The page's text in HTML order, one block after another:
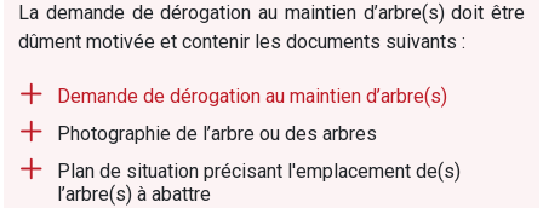
La demande de dérogation au maintien d’arbre(s) doit être
dûment motivée et contenir les documents suivants :
Demande de dérogation au maintien d’arbre(s)
Photographie de l’arbre ou des arbres
Plan de situation précisant l'emplacement de(s)
l’arbre(s) à abattre